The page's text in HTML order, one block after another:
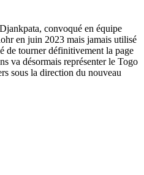
convoqué en équipe
en juin 2023 mais jamais utilisé
de tourner définitivement la page
va désormais représenter le Togo
sous la direction du nouveau